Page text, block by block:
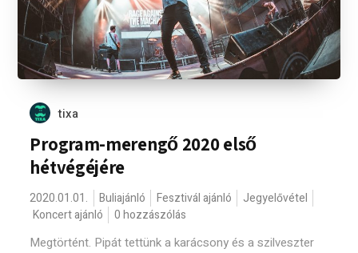
tixa
Program-merengő 2020 első
hétvégéjére
2020.01.01. Buliajánló Fesztivál ajánló
Jegyelővétel
Koncert ajánló
0 hozzászólás
Megtörtént. Pipát tettünk a karácsony és a szilveszter